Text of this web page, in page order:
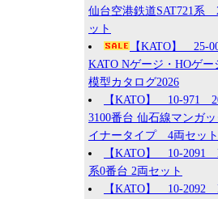
仙台空港鉄道SAT721系
ット
【KATO】 25-
KATO Nゲージ・HOゲー
模型カタログ2026
【KATO】 10-971
3100番台 仙石線マンガ
イナータイプ 4両セット
【KATO】 10-2091
系0番台 2両セット
【KATO】 10-2092